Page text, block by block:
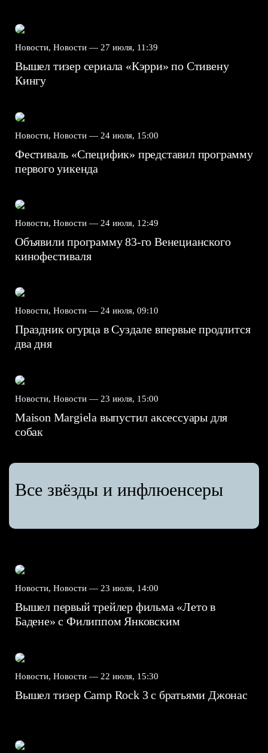
Новости, Новости — 27 июля, 11:39
Вышел тизер сериала «Кэрри» по Стивену
Кингу
Новости, Новости — 24 июля, 15:00
Фестиваль «Специфик» представил программу
первого уикенда
Новости, Новости — 24 июля, 12:49
Объявили программу 83-го Венецианского
кинофестиваля
Новости, Новости — 24 июля, 09:10
Праздник огурца в Суздале впервые продлится
два дня
Новости, Новости — 23 июля, 15:00
Maison Margiela выпустил аксессуары для
собак
Все звёзды и инфлюенсеры
Новости, Новости — 23 июля, 14:00
Вышел первый трейлер фильма «Лето в
Бадене» с Филиппом Янковским
Новости, Новости — 22 июля, 15:30
Вышел тизер Camp Rock 3 с братьями Джонас